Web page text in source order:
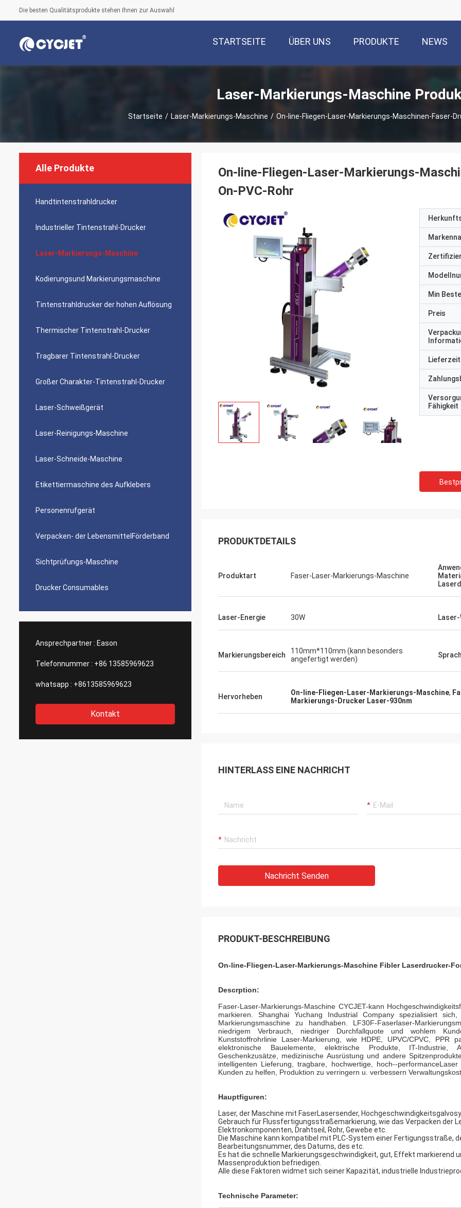
Die besten Qualitätsprodukte stehen Ihnen zur Auswahl
STARTSEITE ÜBER UNS PRODUKTE NEWS
Laser-Markierungs-Maschine
Startseite / Laser-Markierungs-Maschine / On-line-Fliegen-Laser-Markierungs-Maschinen-Faser-
Alle Produkte
Handtintenstrahldrucker
Industrieller Tintenstrahl-Drucker
Laser-Markierungs-Maschine
Kodierungsund Markierungsmaschine
Tintenstrahldrucker der hohen Auflösung
Thermischer Tintenstrahl-Drucker
Tragbarer Tintenstrahl-Drucker
Großer Charakter-Tintenstrahl-Drucker
Laser-Schweißgerät
Laser-Reinigungs-Maschine
Laser-Schneide-Maschine
Etikettiermaschine des Aufklebers
Personenrufgerät
Verpacken- der LebensmittelFörderband
Sichtprüfungs-Maschine
Drucker Consumables
Ansprechpartner : Eason
Telefonnummer : +86 13585969623
whatsapp : +8613585969623
Kontakt
On-line-Fliegen-Laser-Markierungs-
On-PVC-Rohr
Min
Preis
Lieferzeit
Fähigkeit
PRODUKTDETAILS
Produktart Faser-Laser-Markierungs-Maschine
Laser-Energie 30W
Markierungsbereich
110mm*110mm (kann besonders
angefertigt werden)
Hervorheben On-line-Fliegen-Laser-Markierungs-Maschine,
Markierungs-Drucker Laser-930nm
HINTERLASS EINE NACHRICHT
Nachricht Senden
PRODUKT-BESCHREIBUNG
On-line-Fliegen-Laser-Markierungs-Maschine Fibler Laserdrucker-
Descrption:
Faser-Laser-Markierungs-Maschine CYCJET-kann
markieren. Shanghai Yuchang Industrial Company spezialisiert
Markierungsmaschine zu handhaben. LF30F-Faserlaser-
niedrigem Verbrauch, niedriger Durchfallquote und wohlem
Kunststoffrohrlinie Laser-Markierung, wie HDPE, UPVC/CPVC, PPR
elektronische Bauelemente, elektrische Produkte, IT-Industrie,
Geschenkzusätze, medizinische Ausrüstung und andere
intelligenten Lieferung, tragbare, hochwertige, hoch--
Kunden zu helfen, Produktion zu verringern u. verbessern
Hauptfiguren:
Laser, der Maschine mit FaserLasersender,
Gebrauch für Flussfertigungsstraßemarkierung, wie das Verpacken der
Elektronkomponenten, Drahtseil, Rohr, Gewebe etc.
Die Maschine kann kompatibel mit PLC-System einer Fertigungsstraße,
Bearbeitungsnummer, des Datums, des etc.
Es hat die schnelle Markierungsgeschwindigkeit, gut, Effekt markierend
Massenproduktion befriedigen.
Alle diese Faktoren widmet sich seiner Kapazität, industrielle
Technische Parameter: